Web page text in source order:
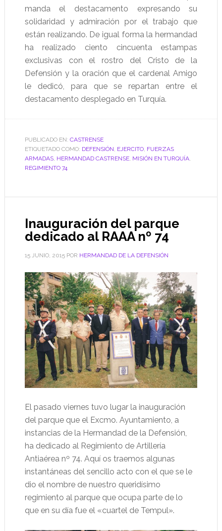
manda el destacamento expresando su
solidaridad y admiración por el trabajo que
están realizando. De igual forma la hermandad
ha realizado ciento cincuenta estampas
exclusivas con el rostro del Cristo de la
Defensión y la oración que el cardenal Amigo
le dedicó, para que se repartan entre el
destacamento desplegado en Turquía.
PUBLICADO EN: CASTRENSE
ETIQUETADO COMO: DEFENSIÓN EJERCITO, FUERZAS
ARMADAS, HERMANDAD CASTRENSE, MISIÓN EN TURQUÍA,
REGIMIENTO 74
Inauguración del parque
dedicado al RAAA nº 74
15 JUNIO, 2015POR HERMANDAD DE LA DEFENSIÓN
El pasado viernes tuvo lugar la inauguración
del parque que el Excmo. Ayuntamiento, a
instancias de la Hermandad de la Defensión,
ha dedicado al Regimiento de Artillería
Antiaérea nº 74. Aquí os traemos algunas
instantáneas del sencillo acto con el que se le
dio el nombre de nuestro queridísimo
regimiento al parque que ocupa parte de lo
que en su día fue el «cuartel de Tempul».